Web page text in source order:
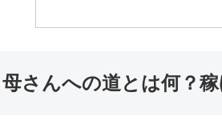
さんへの道とは何？稼